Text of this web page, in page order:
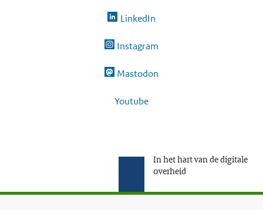
LinkedIn
Instagram
Mastodon
Youtube
In het hart van de digitale
overheid